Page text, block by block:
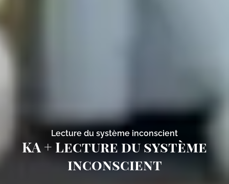
Lecture du système inconscient
KA + Lecture du système
inconscient